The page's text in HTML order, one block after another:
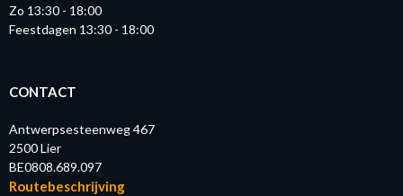
Zo 13:30 - 18:00
Feestdagen 13:30 - 18:00
CONTACT
Antwerpsesteenweg 467
2500 Lier
BE0808.689.097
Routebeschrijving